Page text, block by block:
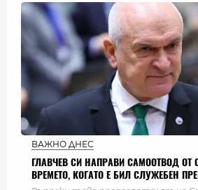
ВАЖНО ДНЕС
ГЛАВЧЕВ СИ НАПРАВИ САМООТВОД ОТ
ВРЕМЕТО, КОГАТО Е БИЛ СЛУЖЕБЕН